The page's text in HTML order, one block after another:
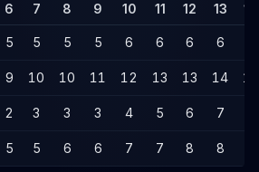
6 7 8 9 10 11 12 13 14
5 5 5 5 6 6 6 6
9 10 10 11 12 13 13 14 14
2 3 3 3 4 5 6 7
5 5 6 6 7 7 8 8